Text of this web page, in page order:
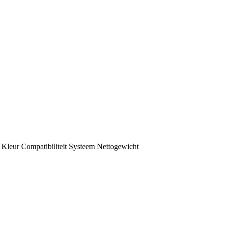
Kleur Compatibiliteit Systeem Nettogewicht